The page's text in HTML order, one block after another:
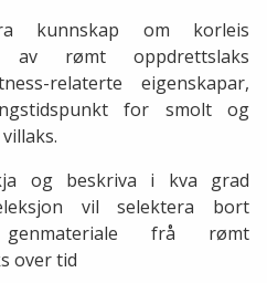
kunnskap om korleis
av rømt oppdrettslaks
relaterte eigenskapar,
for smolt og
og beskriva i kva grad
vil selektera bort
genmateriale frå rømt
over tid